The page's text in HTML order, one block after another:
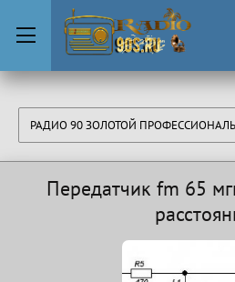
РАДИО 90 ЗОЛОТОЙ
Передатчик fm 65